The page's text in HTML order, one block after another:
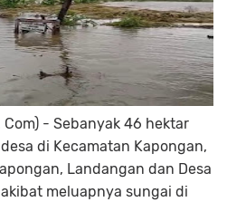
- Sebanyak 46 hektar
di Kecamatan Kapongan,
Landangan dan Desa
meluapnya sungai di